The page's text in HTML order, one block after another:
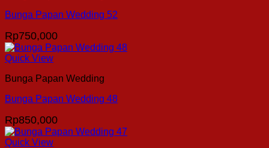
Bunga Papan Wedding 52
Rp750,000
Quick View
Bunga Papan Wedding
Bunga Papan Wedding 48
Rp850,000
Quick View